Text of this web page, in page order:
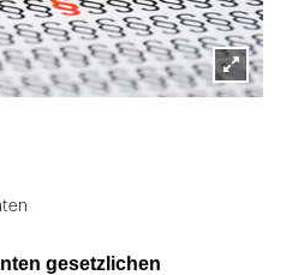
Lightbox
gesetzlichen